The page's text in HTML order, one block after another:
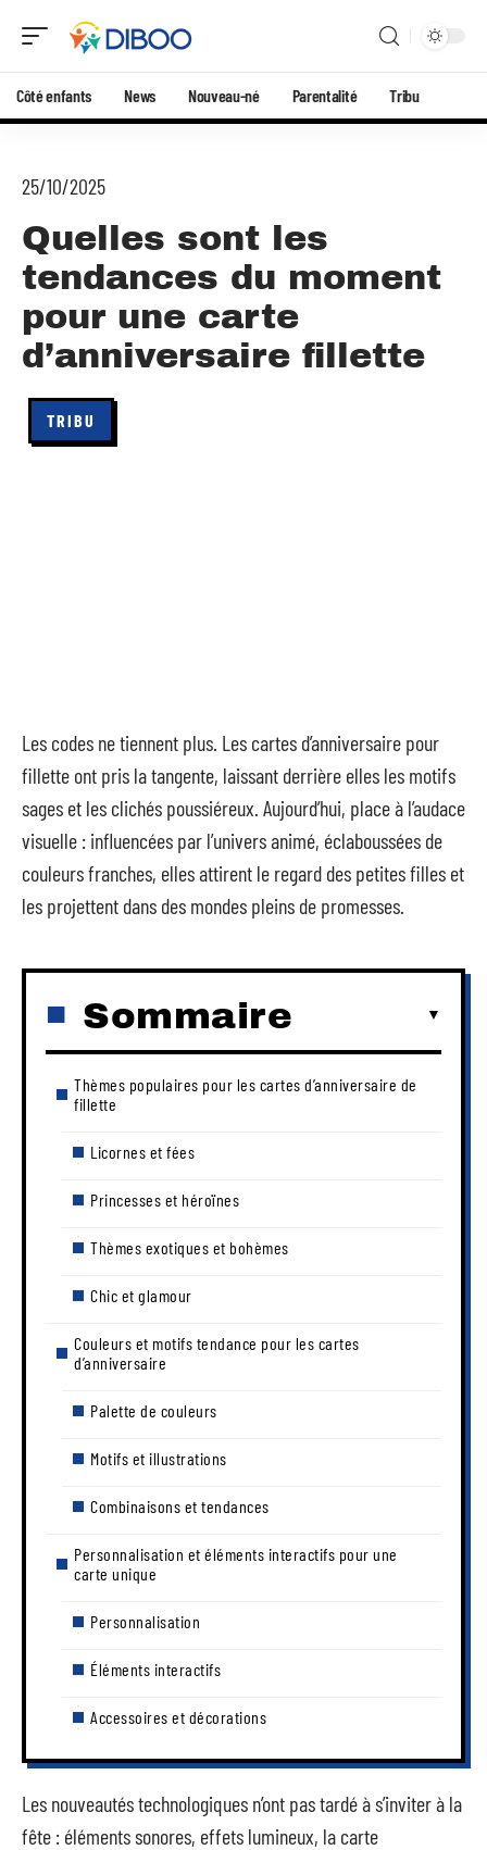
Côté enfants News Nouveau-né Parentalité Tribu
25/10/2025
Quelles sont les
tendances du moment
pour une carte
d’anniversaire fillette
TRIBU
Les codes ne tiennent plus. Les cartes d’anniversaire pour
fillette ont pris la tangente, laissant derrière elles les motifs
sages et les clichés poussiéreux. Aujourd’hui, place à l’audace
visuelle : influencées par l’univers animé, éclaboussées de
couleurs franches, elles attirent le regard des petites filles et
les projettent dans des mondes pleins de promesses.
Sommaire
Thèmes populaires pour les cartes d’anniversaire de
fillette
Licornes et fées
Princesses et héroïnes
Thèmes exotiques et bohèmes
Chic et glamour
Couleurs et motifs tendance pour les cartes
d’anniversaire
Palette de couleurs
Motifs et illustrations
Combinaisons et tendances
Personnalisation et éléments interactifs pour une
carte unique
Personnalisation
Éléments interactifs
Accessoires et décorations
Les nouveautés technologiques n’ont pas tardé à s’inviter à la
fête : éléments sonores, effets lumineux, la carte